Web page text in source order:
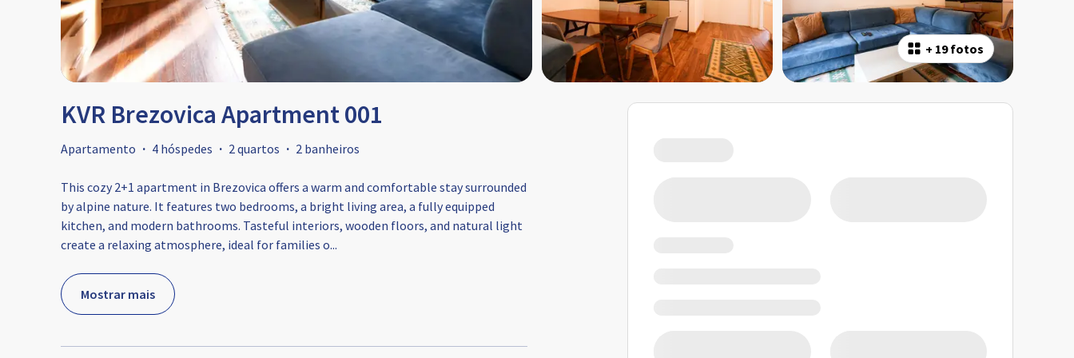
+ 19 fotos
KVR Brezovica Apartment 001
Apartamento · 4 hóspedes · 2 quartos · 2 banheiros
This cozy 2+1 apartment in Brezovica offers a warm and comfortable stay surrounded
by alpine nature. It features two bedrooms, a bright living area, a fully equipped
kitchen, and modern bathrooms. Tasteful interiors, wooden floors, and natural light
create a relaxing atmosphere, ideal for families o...
Mostrar mais